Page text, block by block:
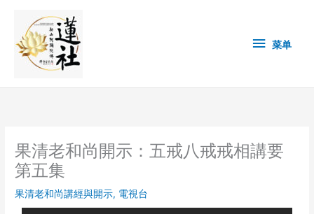
content
单 菜单
果清老和尚開示：五戒八戒戒相講要
第五集
果清老和尚講經與開示, 電視台